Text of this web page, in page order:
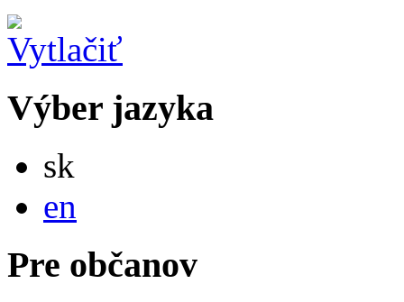
Výber jazyka
sk
en
Pre občanov